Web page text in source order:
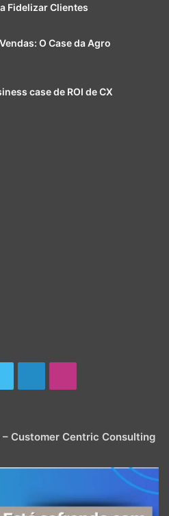
Fidelizar Clientes
O Case da Agro
case de ROI de CX
Customer Centric Consulting